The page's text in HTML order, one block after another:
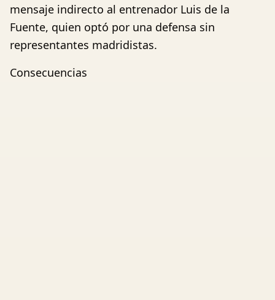
mensaje indirecto al entrenador Luis de la
Fuente, quien optó por una defensa sin
representantes madridistas.
Consecuencias